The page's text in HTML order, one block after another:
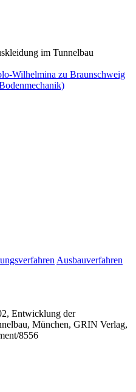
im Tunnelbau
Wilhelmina zu Braunschweig
Ausbauverfahren
Entwicklung der
München, GRIN Verlag,
8556